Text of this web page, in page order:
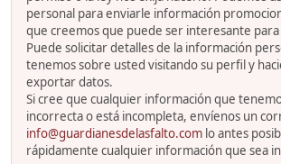
personal para enviarle información
que creemos que puede ser interesante
Puede solicitar detalles de la información
tenemos sobre usted visitando su perfil y
exportar datos.
Si cree que cualquier información que
incorrecta o está incompleta, envíenos un
info@guardianesdelasfalto.com lo antes
rápidamente cualquier información que sea